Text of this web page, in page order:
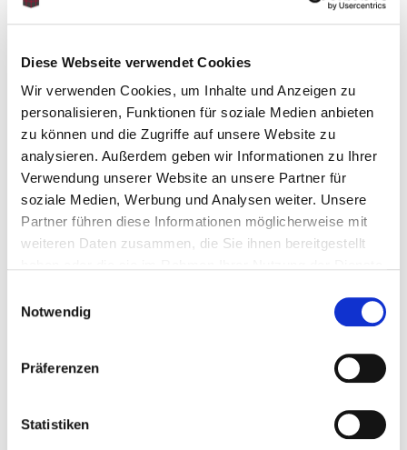
Diese Webseite verwendet Cookies
Wir verwenden Cookies, um Inhalte und Anzeigen zu
personalisieren, Funktionen für soziale Medien anbieten
zu können und die Zugriffe auf unsere Website zu
analysieren. Außerdem geben wir Informationen zu Ihrer
Verwendung unserer Website an unsere Partner für
soziale Medien, Werbung und Analysen weiter. Unsere
Partner führen diese Informationen möglicherweise mit
weiteren Daten zusammen, die Sie ihnen bereitgestellt
Notwendig
Präferenzen
Statistiken
Premium Hebelzug 1.600 kg